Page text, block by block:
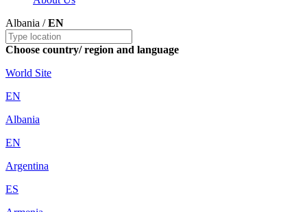
Albania /EN
Choose country/ region and language
World Site
EN
Albania
EN
Argentina
ES